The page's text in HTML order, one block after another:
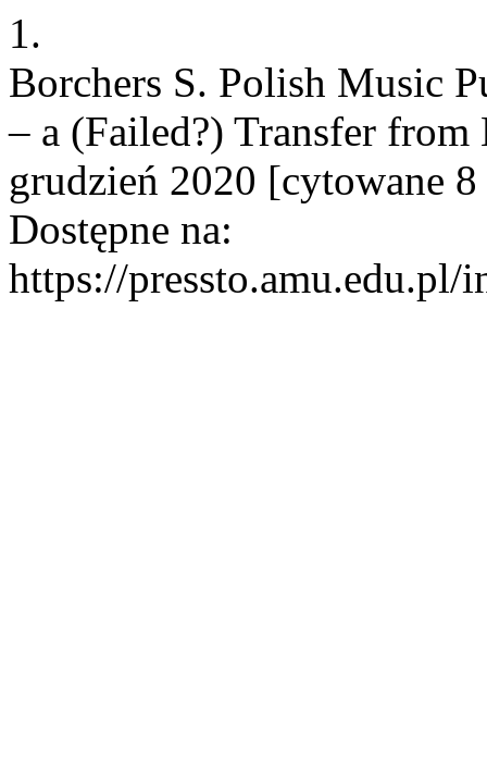
1.
Borchers S. Polish Music
– a (Failed?) Transfer
grudzień 2020 [cytowane
Dostępne na:
https://